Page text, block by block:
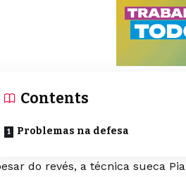
Contents
Problemas na defesa
do revés, a técnica sueca